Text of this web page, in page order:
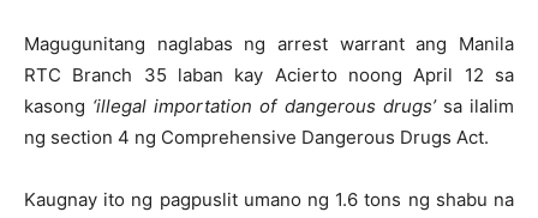
Magugunitang naglabas ng arrest warrant ang Manila
RTC Branch 35 laban kay Acierto noong April 12 sa
kasong ‘illegal importation of dangerous drugs’sa ilalim
ng section 4 ng Comprehensive Dangerous Drugs Act.
Kaugnay ito ng pagpuslit umano ng 1.6 tons ng shabu na